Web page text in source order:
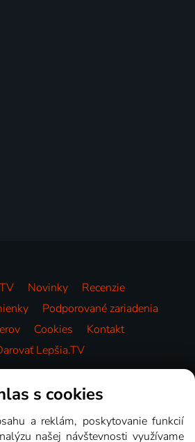
Novinky
Recenzie
Podporované zariadenia
Cookies
Kontakt
Lepšia.TV
Videotéka
s cookies
a reklám, poskytovanie funkcií
našej návštevnosti využívame